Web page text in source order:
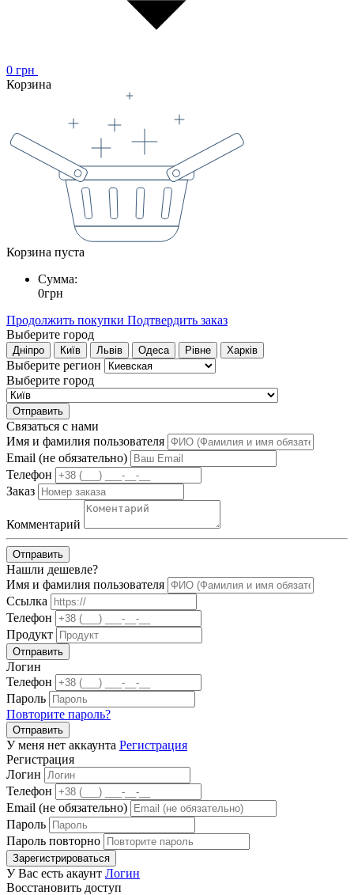
0 грн
Корзина
Корзина пуста
Сумма:
0грн
Продолжить покупки Подтвердить заказ
Выберите город
Дніпро Київ Львів Одеса Рівне Харків
Выберите регион
Выберите город
Отправить
Связаться с нами
Имя и фамилия пользователя
Email (не обязательно)
Телефон
Заказ
Комментарий
Отправить
Нашли дешевле?
Имя и фамилия пользователя
Ссылка
Телефон
Продукт
Отправить
Логин
Телефон
Пароль
Повторите пароль?
Отправить
У меня нет аккаунта Регистрация
Регистрация
Логин
Телефон
Email (не обязательно)
Пароль
Пароль повторно
Зарегистрироваться
У Вас есть акаунт Логин
Восстановить доступ